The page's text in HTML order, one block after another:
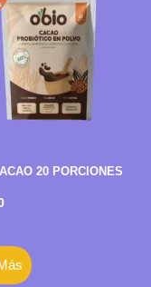
20 PORCIONES